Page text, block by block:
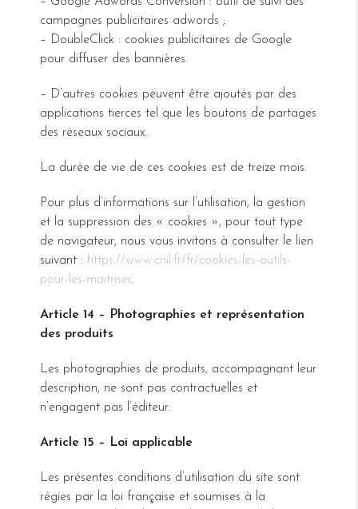
campagnes publicitaires adwords ;
– DoubleClick : cookies publicitaires de Google
pour diffuser des bannières.
– D’autres cookies peuvent être ajoutés par des
applications tierces tel que les boutons de partages
des réseaux sociaux..
La durée de vie de ces cookies est de treize mois.
Pour plus d’informations sur l’utilisation, la gestion
et la suppression des « cookies », pour tout type
de navigateur, nous vous invitons à consulter le lien
suivant : https://www.cnil.fr/fr/cookies-les-outils-
pour-les-maitriser.
Article 14 – Photographies et représentation
des produits
Les photographies de produits, accompagnant leur
description, ne sont pas contractuelles et
n’engagent pas l’éditeur.
Article 15 – Loi applicable
Les présentes conditions d’utilisation du site sont
régies par la loi française et soumises à la